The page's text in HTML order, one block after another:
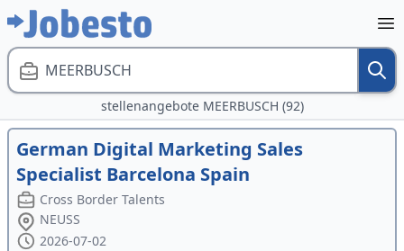
MEERBUSCH
stellenangebote MEERBUSCH (92)
German Digital Marketing Sales
Specialist Barcelona Spain
Cross Border Talents
NEUSS
2026-07-02